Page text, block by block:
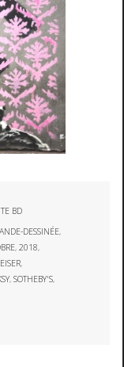
BD
DESSINÉE,
,2018,
,
,SOTHEBY'S,